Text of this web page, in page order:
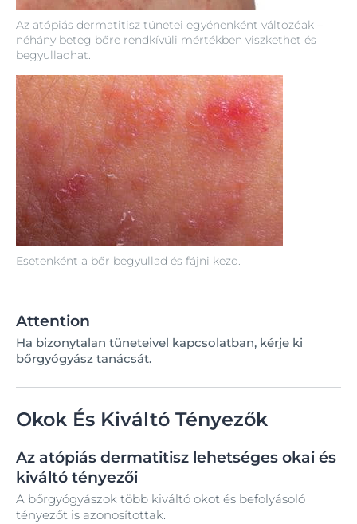
Az atópiás dermatitisz tünetei egyénenként változóak –
néhány beteg bőre rendkívüli mértékben viszkethet és
begyulladhat.
Esetenként a bőr begyullad és fájni kezd.
Attention
Ha bizonytalan tüneteivel kapcsolatban, kérje ki
bőrgyógyász tanácsát.
Okok És Kiváltó Tényezők
Az atópiás dermatitisz lehetséges okai és
kiváltó tényezői
A bőrgyógyászok több kiváltó okot és befolyásoló
tényezőt is azonosítottak.